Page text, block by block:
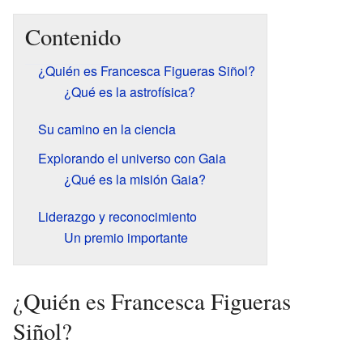
Contenido
¿Quién es Francesca Figueras Siñol?
¿Qué es la astrofísica?
Su camino en la ciencia
Explorando el universo con Gaia
¿Qué es la misión Gaia?
Liderazgo y reconocimiento
Un premio importante
¿Quién es Francesca Figueras
Siñol?